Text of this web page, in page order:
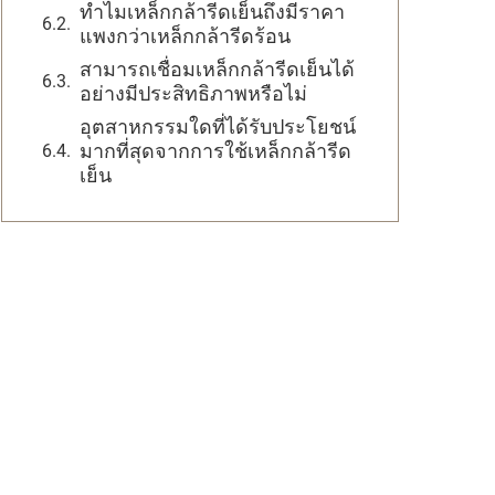
ทำไมเหล็กกล้ารีดเย็นถึงมีราคา
แพงกว่าเหล็กกล้ารีดร้อน
สามารถเชื่อมเหล็กกล้ารีดเย็นได้
อย่างมีประสิทธิภาพหรือไม่
อุตสาหกรรมใดที่ได้รับประโยชน์
มากที่สุดจากการใช้เหล็กกล้ารีด
เย็น